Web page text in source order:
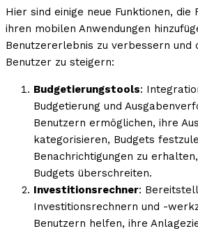
Hier sind einige neue Funktionen, die
ihren mobilen Anwendungen
Benutzererlebnis zu verbessern und
Benutzer zu steigern:
Budgetierungstools:
Budgetierung und
Benutzern ermöglichen, ihre
kategorisieren, Budgets
Benachrichtigungen zu
Budgets überschreiten.
Investitionsrechner:
Investitionsrechnern und -
Benutzern helfen, ihre